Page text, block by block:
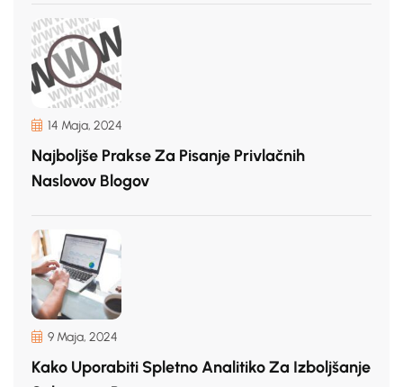
14 Maja, 2024
Najboljše Prakse Za Pisanje Privlačnih
Naslovov Blogov
9 Maja, 2024
Kako Uporabiti Spletno Analitiko Za Izboljšanje